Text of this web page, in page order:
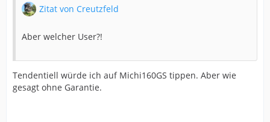
Zitat von Creutzfeld
Aber welcher User?!
Tendentiell würde ich auf Michi160GS tippen. Aber wie
gesagt ohne Garantie.